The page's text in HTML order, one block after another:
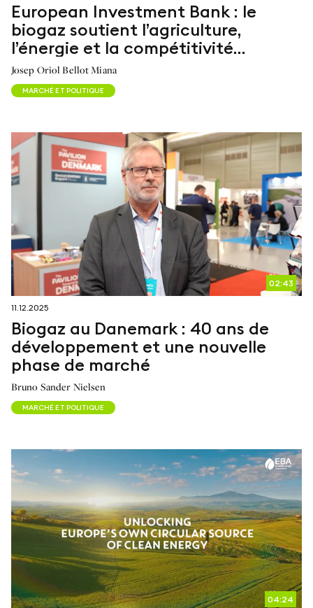
European Investment Bank : le
biogaz soutient l’agriculture,
l’énergie et la compétitivité
européenne
Josep Oriol Bellot Miana
MARCHÉ ET POLITIQUE
02:43
11.12.2025
Biogaz au Danemark : 40 ans de
développement et une nouvelle
phase de marché
Bruno Sander Nielsen
MARCHÉ ET POLITIQUE
04:24